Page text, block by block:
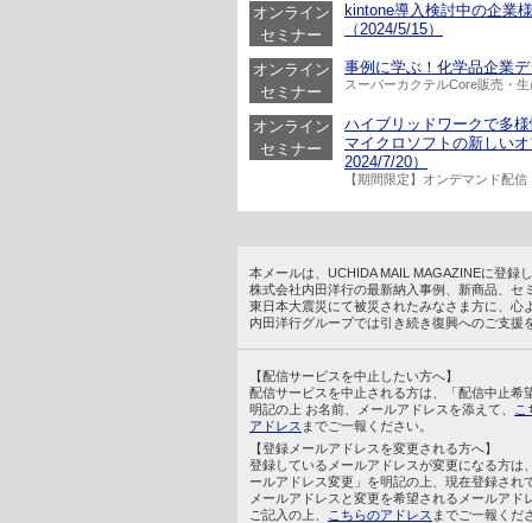
オンライン
セミナー
kintone導入検討中の企業
（2024/5/15）
オンライン
セミナー
事例に学ぶ！化学品企業
スーパーカクテルCore販売・
オンライン
セミナー
ハイブリッドワークで多
マイクロソフトの新しい
2024/7/20）
【期間限定】オンデマンド配信
本メールは、UCHIDA MAIL MAGAZINEに登録
株式会社内田洋行の最新納入事例、新商品、
東日本大震災にて被災されたみなさま方に、心
内田洋行グループでは引き続き復興へのご支援
【配信サービスを中止したい方へ】
配信サービスを中止される方は、「配信中止希
明記の上 お名前、メールアドレスを添えて、
こ
アドレス までご一報ください。
【登録メールアドレスを変更される方へ】
登録しているメールアドレスが変更になる方は
ールアドレス変更」を明記の上、現在登録され
メールアドレスと変更を希望されるメールアド
ご記入の上、
こちらのアドレス までご一報くだ